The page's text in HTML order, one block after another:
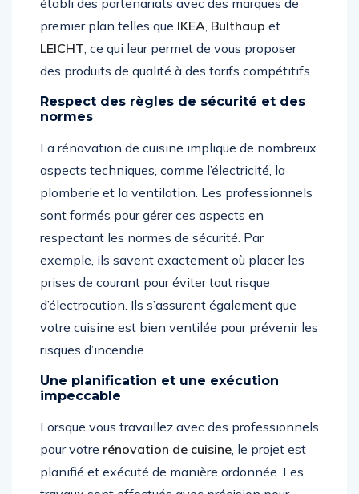
établi des partenariats avec des marques de
premier plan telles que IKEA, Bulthaup et
LEICHT, ce qui leur permet de vous proposer
des produits de qualité à des tarifs compétitifs.
Respect des règles de sécurité et des
normes
La rénovation de cuisine implique de nombreux
aspects techniques, comme l’électricité, la
plomberie et la ventilation. Les professionnels
sont formés pour gérer ces aspects en
respectant les normes de sécurité. Par
exemple, ils savent exactement où placer les
prises de courant pour éviter tout risque
d’électrocution. Ils s’assurent également que
votre cuisine est bien ventilée pour prévenir les
risques d’incendie.
Une planification et une exécution
impeccable
Lorsque vous travaillez avec des professionnels
pour votre rénovation de cuisine, le projet est
planifié et exécuté de manière ordonnée. Les